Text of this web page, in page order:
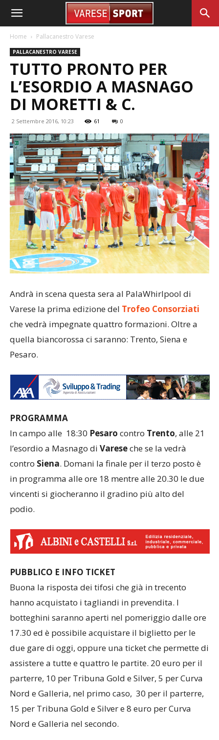
Home Pallacanestro Varese
PALLACANESTRO VARESE
TUTTO PRONTO PER
L’ESORDIO A MASNAGO
DI MORETTI & C.
2 Settembre 2016, 10:23 61 0
Andrà in scena questa sera al PalaWhirlpool di
Varese la prima edizione del Trofeo Consorziati
che vedrà impegnate quattro formazioni. Oltre a
quella biancorossa ci saranno: Trento, Siena e
Pesaro.
PROGRAMMA
In campo alle 18:30 Pesaro contro Trento, alle 21
l’esordio a Masnago di Vareseche se la vedrà
contro Siena. Domani la finale per il terzo posto è
in programma alle ore 18 mentre alle 20.30 le due
vincenti si giocheranno il gradino più alto del
podio.
PUBBLICO E INFO TICKET
Buona la risposta dei tifosi che già in trecento
hanno acquistato i tagliandi in prevendita. I
botteghini saranno aperti nel pomeriggio dalle ore
17.30 ed è possibile acquistare il biglietto per le
due gare di oggi, oppure una ticket che permette di
assistere a tutte e quattro le partite. 20 euro per il
parterre, 10 per Tribuna Gold e Silver, 5 per Curva
Nord e Galleria, nel primo caso, 30 per il parterre,
15 per Tribuna Gold e Silver e 8 euro per Curva
Nord e Galleria nel secondo.